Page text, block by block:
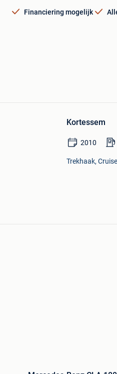
Financiering mogelijk
Kortessem
2010
Trekhaak,